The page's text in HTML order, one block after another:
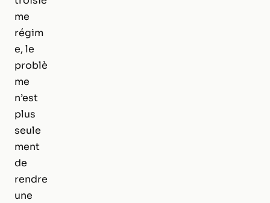
me
régim
e, le
problè
me
n’est
plus
seule
ment
de
rendre
une